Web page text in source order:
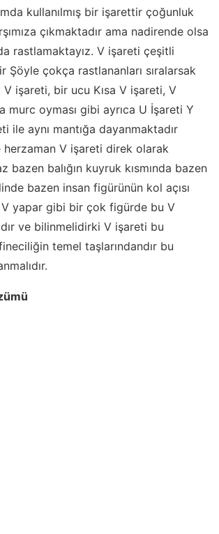
kullanılmış bir işarettir çoğunluk
çıkmaktadır ama nadirende olsa
rastlamaktayız. V işareti çeşitli
Şöyle çokça rastlananları sıralarsak
işareti, bir ucu Kısa V işareti, V
murc oyması gibi ayrıca U İşareti Y
ile aynı mantığa dayanmaktadır
herzaman V işareti direk olarak
bazen balığın kuyruk kısmında bazen
bazen insan figürünün kol açısı
V yapar gibi bir çok figürde bu V
ve bilinmelidirki V işareti bu
temel taşlarındandır bu